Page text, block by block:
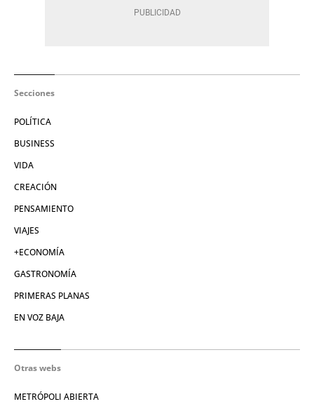
Secciones
POLÍTICA
BUSINESS
VIDA
CREACIÓN
PENSAMIENTO
VIAJES
+ECONOMÍA
GASTRONOMÍA
PRIMERAS PLANAS
EN VOZ BAJA
Otras webs
METRÓPOLI ABIERTA